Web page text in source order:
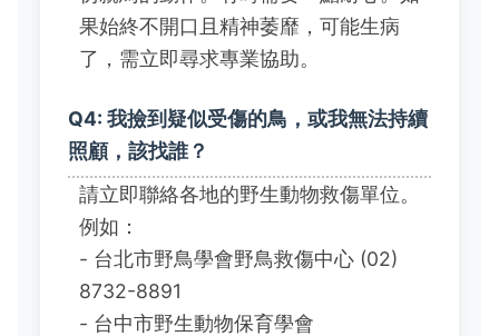
果始終不開口且精神萎靡，可能生病
了，需立即尋求專業協助。
Q4: 我撿到疑似受傷的鳥，或我無法持續
照顧，該找誰？
請立即聯絡各地的野生動物救傷單位。
例如：
- 台北市野鳥學會野鳥救傷中心 (02)
8732-8891
- 台中市野生動物保育學會